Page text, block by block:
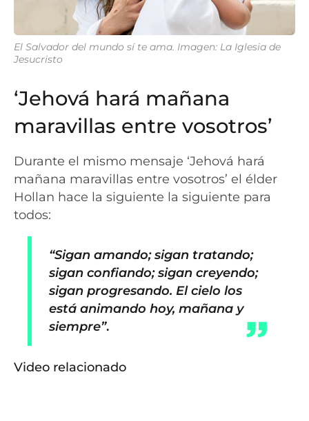
El Salvador del mundo sí te ama. Imagen: La Iglesia de
Jesucristo
‘Jehová hará mañana
maravillas entre vosotros’
Durante el mismo mensaje ‘Jehová hará
mañana maravillas entre vosotros’ el élder
Hollan hace la siguiente la siguiente para
todos:
“Sigan amando; sigan tratando;
sigan confiando; sigan creyendo;
sigan progresando. El cielo los
está animando hoy, mañana y
siempre”.
Video relacionado